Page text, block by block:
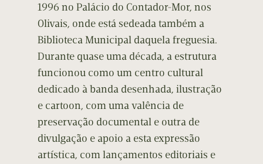
1996 no Palácio do Contador-Mor, nos
Olivais, onde está sedeada também a
Biblioteca Municipal daquela freguesia.
Durante quase uma década, a estrutura
funcionou como um centro cultural
dedicado à banda desenhada, ilustração
e cartoon, com uma valência de
preservação documental e outra de
divulgação e apoio a esta expressão
artística, com lançamentos editoriais e